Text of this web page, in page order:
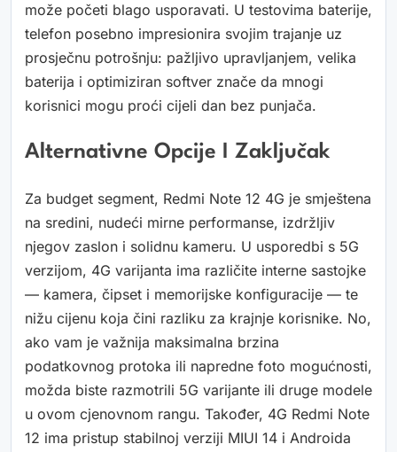
može početi blago usporavati. U testovima baterije,
telefon posebno impresionira svojim trajanje uz
prosječnu potrošnju: pažljivo upravljanjem, velika
baterija i optimiziran softver znače da mnogi
korisnici mogu proći cijeli dan bez punjača.
Alternativne Opcije I Zaključak
Za budget segment, Redmi Note 12 4G je smještena
na sredini, nudeći mirne performanse, izdržljiv
njegov zaslon i solidnu kameru. U usporedbi s 5G
verzijom, 4G varijanta ima različite interne sastojke
— kamera, čipset i memorijske konfiguracije — te
nižu cijenu koja čini razliku za krajnje korisnike. No,
ako vam je važnija maksimalna brzina
podatkovnog protoka ili napredne foto mogućnosti,
možda biste razmotrili 5G varijante ili druge modele
u ovom cjenovnom rangu. Također, 4G Redmi Note
12 ima pristup stabilnoj verziji MIUI 14 i Androida